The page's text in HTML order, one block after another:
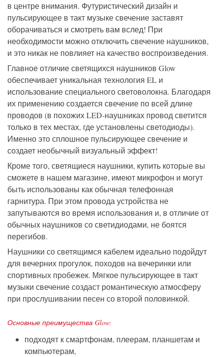
в центре внимания. Футуристический дизайн и
пульсирующее в такт музыке свечение заставят
оборачиваться и смотреть вам вслед! При
необходимости можно отключить свечение наушников,
и это никак не повлияет на качество воспроизведения.
Главное отличие светящихся наушников Glow
обеспечивает уникальная технология EL и
использование специального световолокна. Благодаря
их применению создается свечение по всей длине
проводов (в похожих LED-наушниках провод светится
только в тех местах, где установлены светодиоды).
Именно это сплошное пульсирующее свечение и
создает необычный визуальный эффект!
Кроме того, светящиеся наушники, купить которые вы
сможете в нашем магазине, имеют микрофон и могут
быть использованы как обычная телефонная
гарнитура. При этом провода устройства не
запутываются во время использования и, в отличие от
обычных наушников со светидиодами, не боятся
перегибов.
Наушники со светящимся кабелем идеально подойдут
для вечерних прогулок, походов на вечеринки или
спортивных пробежек. Мягкое пульсирующее в такт
музыки свечение создаст романтическую атмосферу
при прослушивании песен со второй половинкой.
Основные преимущества Glow:
подходят к смартфонам, плеерам, планшетам и
компьютерам,